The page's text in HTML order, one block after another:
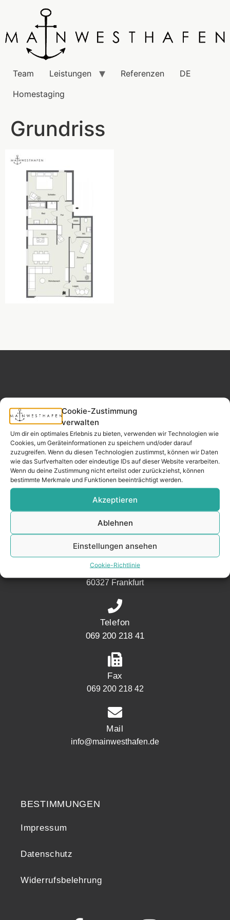
Cookie-Zustimmung
verwalten
Um dir ein optimales Erlebnis zu bieten, verwenden wir Technologien wie
Cookies, um Geräteinformationen zu speichern und/oder darauf
zuzugreifen. Wenn du diesen Technologien zustimmst, können wir Daten
wie das Surfverhalten oder eindeutige IDs auf dieser Website verarbeiten.
Wenn du deine Zustimmung nicht erteilst oder zurückziehst, können
bestimmte Merkmale und Funktionen beeinträchtigt werden.
Akzeptieren
Ablehnen
Einstellungen ansehen
Cookie-Richtlinie
Team Leistungen Referenzen
DE
Homestaging
Grundriss
MAINWESTHAFEN
IMMOBILIEN
Ihr Immobilienpartner
aus der
Nachbarschaft.
– seit 2017.
Widerrufsrecht
Adresse
Mainwesthafen Immobilien Speicherstraße 5
60327 Frankfurt
Telefon
069 200 218 41
Fax
069 200 218 42
Mail
info@mainwesthafen.de
BESTIMMUNGEN
Impressum
Datenschutz
Widerrufsbelehrung